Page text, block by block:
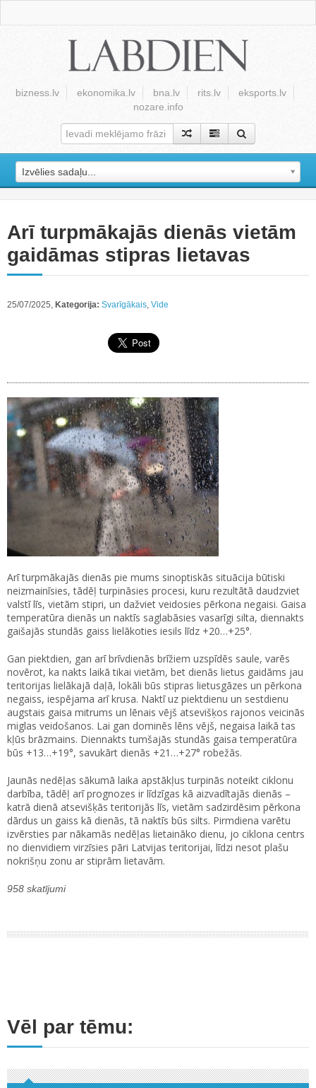
bizness.lv ekonomika.lv bna.lv rits.lv
eksports.lv
nozare.info
Izvēlies sadaļu...
Arī turpmākajās dienās vietām
gaidāmas stipras lietavas
25/07/2025, Kategorija: Svarīgākais, Vide
Arī turpmākajās dienās pie mums sinoptiskās situācija būtiski
neizmainīsies, tādēļ turpināsies procesi, kuru rezultātā daudzviet
valstī līs, vietām stipri, un dažviet veidosies pērkona negaisi. Gaisa
temperatūra dienās un naktīs saglabāsies vasarīgi silta, diennakts
gaišajās stundās gaiss lielākoties iesils līdz +20…+25°.
Gan piektdien, gan arī brīvdienās brīžiem uzspīdēs saule, varēs
novērot, ka nakts laikā tikai vietām, bet dienās lietus gaidāms jau
teritorijas lielākajā daļā, lokāli būs stipras lietusgāzes un pērkona
negaiss, iespējama arī krusa. Naktī uz piektdienu un sestdienu
augstais gaisa mitrums un lēnais vējš atsevišķos rajonos veicinās
miglas veidošanos. Lai gan dominēs lēns vējš, negaisa laikā tas
kļūs brāzmains. Diennakts tumšajās stundās gaisa temperatūra
būs +13…+19°, savukārt dienās +21…+27° robežās.
Jaunās nedēļas sākumā laika apstākļus turpinās noteikt ciklonu
darbība, tādēļ arī prognozes ir līdzīgas kā aizvadītajās dienās –
katrā dienā atsevišķās teritorijās līs, vietām sadzirdēsim pērkona
dārdus un gaiss kā dienās, tā naktīs būs silts. Pirmdiena varētu
izvērsties par nākamās nedēļas lietaināko dienu, jo ciklona centrs
no dienvidiem virzīsies pāri Latvijas teritorijai, līdzi nesot plašu
nokrišņu zonu ar stiprām lietavām.
958 skatījumi
Vēl par tēmu: